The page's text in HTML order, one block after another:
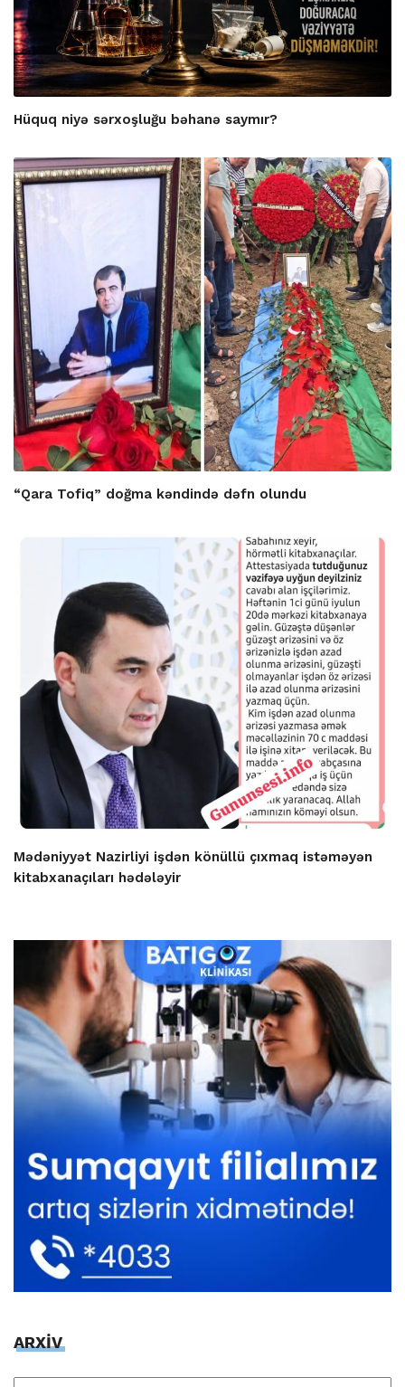
Hüquq niyə sərxoşluğu bəhanə saymır?
“Qara Tofiq” doğma kəndində dəfn olundu
Mədəniyyət Nazirliyi işdən könüllü çıxmaq istəməyən
kitabxanaçıları hədələyir
ARXİV